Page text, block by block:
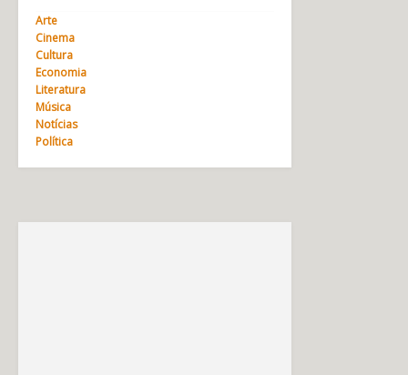
Arte
Cinema
Cultura
Economia
Literatura
Música
Notícias
Política